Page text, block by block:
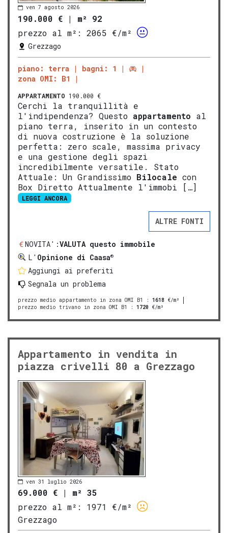
ven 7 agosto 2026
190.000 € | m² 92
prezzo al m²:
2065 €/m²
Grezzago
piano: terra
bagni: 1
zona OMI: B1
APPARTAMENTO 190.000 €
Cerchi la tranquillità e
l'indipendenza? Questo appartamento al
piano terra, inserito in un contesto
di nuova costruzione è la soluzione
perfetta: zero scale, massima privacy
e una gestione degli spazi
incredibilmente versatile. Stato
Attuale: Un Grandissimo Bilocale con
Box Diretto Attualmente l'immobi […]
LEGGI ANCORA
ALTRE FONTI
NOVITA':VALUTA questo immobile
L' Opinione di Caasa®
Aggiungi ai preferiti
Segnala un problema
prezzo medio appartamento in zona OMI B1 : 1618 €/m²
prezzo medio trivano in zona OMI B1
: 1720 €/m²
Appartamento in vendita in
piazza crivelli 80 a Grezzago
ven 31 luglio 2026
69.000 € | m² 35
prezzo al m²:
1971 €/m²
Grezzago